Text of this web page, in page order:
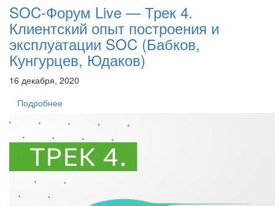
SOC-Форум Live — Трек 4.
Клиентский опыт построения и
эксплуатации SOC (Бабков,
Кунгурцев, Юдаков)
16 декабря, 2020
Подробнее